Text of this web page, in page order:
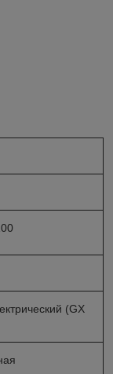
(GX